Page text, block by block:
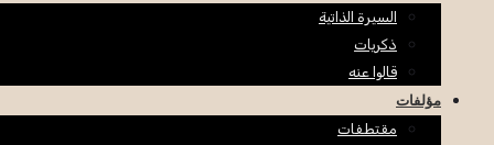
السيرة الذاتية
ذكريات
قالوا عنه
مؤلفات
مقتطفات